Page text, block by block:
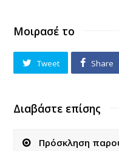
Μοιρασέ το
Tweet Share
Διαβάστε επίσης
Πρόσκληση